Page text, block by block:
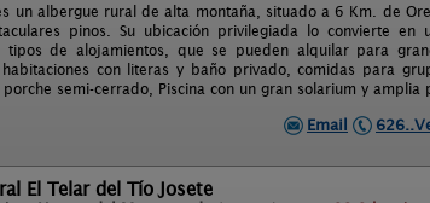
un albergue rural de alta montaña, situado a 6 Km. de
pinos. Su ubicación privilegiada lo convierte
tipos de alojamientos, que se pueden alquilar para
habitaciones con literas y baño privado, comidas para
porche semi-cerrado, Piscina con un gran solarium y
Email
El Telar del Tío Josete